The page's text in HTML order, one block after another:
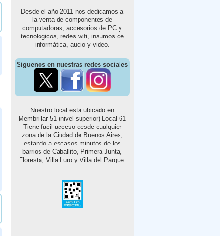
Desde el año 2011 nos dedicamos a
la venta de componentes de
computadoras, accesorios de PC y
tecnologicos, redes wifi, insumos de
informática, audio y video.
Siguenos en nuestras redes sociales
Nuestro local esta ubicado en
Membrillar 51 (nivel superior) Local 61
Tiene facil acceso desde cualquier
zona de la Ciudad de Buenos Aires,
estando a escasos minutos de los
barrios de Caballito, Primera Junta,
Floresta, Villa Luro y Villa del Parque.